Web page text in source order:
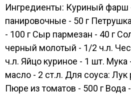
Ингредиенты: Куриный фарш
панировочные - 50 г
- 100 г Сыр пармезан - 40 г
черный молотый - 1/2 ч.л.
ч.л. Яйцо куриное - 1 шт. Мука
масло - 2 ст.л. Для соуса: Лук
Пюре из томатов - 500 г Вода